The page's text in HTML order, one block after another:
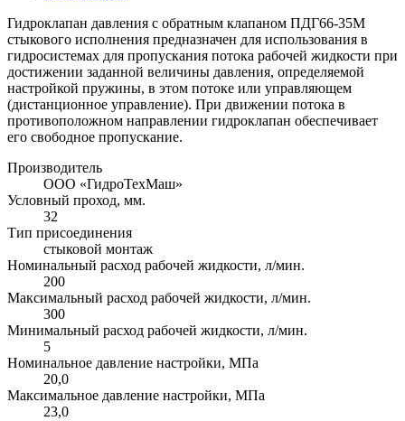
Гидроклапан давления с обратным клапаном ПДГ66-35М
стыкового исполнения предназначен для использования в
гидросистемах для пропускания потока рабочей жидкости при
достижении заданной величины давления, определяемой
настройкой пружины, в этом потоке или управляющем
(дистанционное управление). При движении потока в
противоположном направлении гидроклапан обеспечивает
его свободное пропускание.
Производитель
ООО «ГидроТехМаш»
Условный проход, мм.
32
Тип присоединения
стыковой монтаж
Номинальный расход рабочей жидкости, л/мин.
200
Максимальный расход рабочей жидкости, л/мин.
300
Минимальный расход рабочей жидкости, л/мин.
5
Номинальное давление настройки, МПа
20,0
Максимальное давление настройки, МПа
23,0